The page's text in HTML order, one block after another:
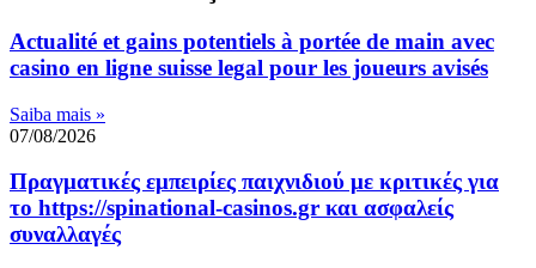
Actualité et gains potentiels à portée de main avec
casino en ligne suisse legal pour les joueurs avisés
Saiba mais »
07/08/2026
Πραγματικές εμπειρίες παιχνιδιού με κριτικές για
το https://spinational-casinos.gr και ασφαλείς
συναλλαγές